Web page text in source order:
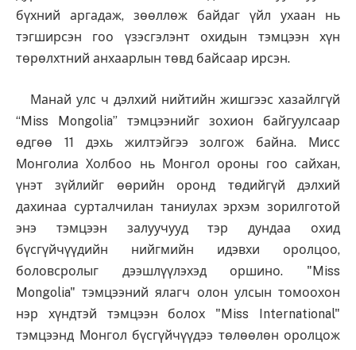
бүхний аргадаж, зөөллөж байдаг үйл ухаан нь
тэгширсэн гоо үзэсгэлэнт охидын тэмцээн хүн
төрөлхтний анхаарлын төвд байсаар ирсэн.
Манай улс ч дэлхий нийтийн жишгээс хазайлгүй
“Miss Mongolia” тэмцээнийг зохион байгуулсаар
өдгөө 11 дэхь жилтэйгээ золгож байна. Мисс
Монголиа Холбоо нь Монгол ороны гоо сайхан,
үнэт зүйлийг өөрийн оронд төдийгүй дэлхий
дахинаа сурталчилан таниулах эрхэм зорилготой
энэ тэмцээн залуучууд тэр дундаа охид
бүсгүйчүүдийн нийгмийн идэвхи оролцоо,
боловсролыг дээшлүүлэхэд оршино. "Miss
Mongolia" тэмцээний ялагч олон улсын томоохон
нэр хүндтэй тэмцээн болох "Miss International"
тэмцээнд Монгол бүсгүйчүүдээ төлөөлөн оролцож